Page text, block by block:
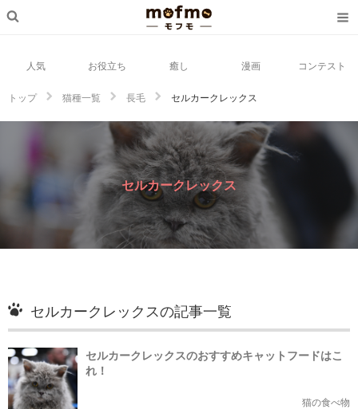
人気 お役立ち 癒し 漫画 コンテスト
トップ 猫種一覧 長毛 セルカークレックス
セルカークレックス
セルカークレックスの記事一覧
セルカークレックスのおすすめキャットフードはこ
れ！
猫の食べ物